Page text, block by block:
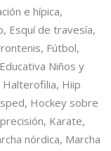
e hípica,
Esquí de travesía,
Fútbol,
Niños y
Halterofilia, Hiip
Hockey sobre
Karate,
nórdica, Marcha